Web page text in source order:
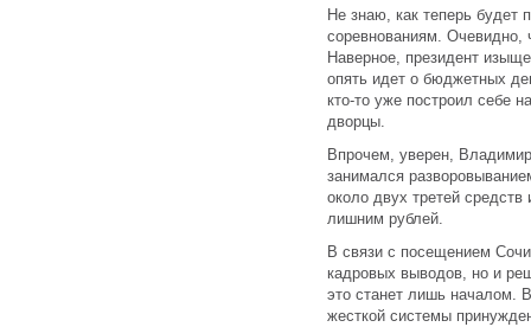
Не знаю, как теперь будет
соревнованиям. Очевидно,
Наверное, президент
опять идет о бюджетных
кто-то уже построил себе
дворцы.
Впрочем, уверен,
занимался
около двух третей
лишним рублей.
В связи с посещением
кадровых выводов, но и
это станет лишь началом.
жесткой системы